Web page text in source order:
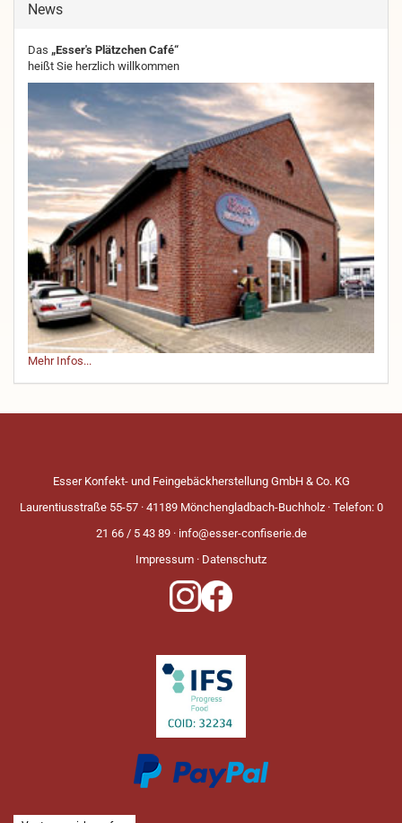
News
Das „Esser's Plätzchen Café“
heißt Sie herzlich willkommen
Mehr Infos...
Esser Konfekt- und Feingebäckherstellung GmbH & Co. KG
Laurentiusstraße 55-57 · 41189 Mönchengladbach-Buchholz · Telefon: 0
21 66 / 5 43 89 · info@esser-confiserie.de
Impressum · Datenschutz